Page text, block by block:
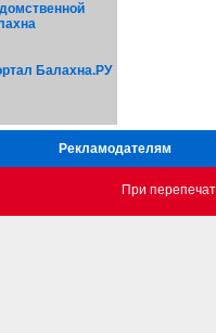
Балахна.РУ
Рекламодателям
При